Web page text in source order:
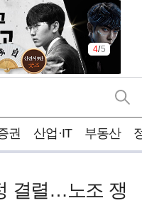
4/5
권 산업·IT 부동산
결렬…노조 쟁